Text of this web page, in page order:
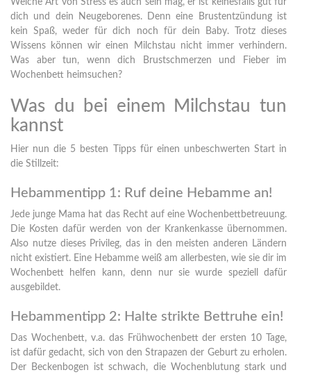
Welche Art von Stress es auch sein mag, er ist keinesfalls gut für
dich und dein Neugeborenes. Denn eine Brustentzündung ist
kein Spaß, weder für dich noch für dein Baby. Trotz dieses
Wissens können wir einen Milchstau nicht immer verhindern.
Was aber tun, wenn dich Brustschmerzen und Fieber im
Wochenbett heimsuchen?
Was du bei einem Milchstau tun
kannst
Hier nun die 5 besten Tipps für einen unbeschwerten Start in
die Stillzeit:
Hebammentipp 1: Ruf deine Hebamme an!
Jede junge Mama hat das Recht auf eine Wochenbettbetreuung.
Die Kosten dafür werden von der Krankenkasse übernommen.
Also nutze dieses Privileg, das in den meisten anderen Ländern
nicht existiert. Eine Hebamme weiß am allerbesten, wie sie dir im
Wochenbett helfen kann, denn nur sie wurde speziell dafür
ausgebildet.
Hebammentipp 2: Halte strikte Bettruhe ein!
Das Wochenbett, v.a. das Frühwochenbett der ersten 10 Tage,
ist dafür gedacht, sich von den Strapazen der Geburt zu erholen.
Der Beckenbogen ist schwach, die Wochenblutung stark und